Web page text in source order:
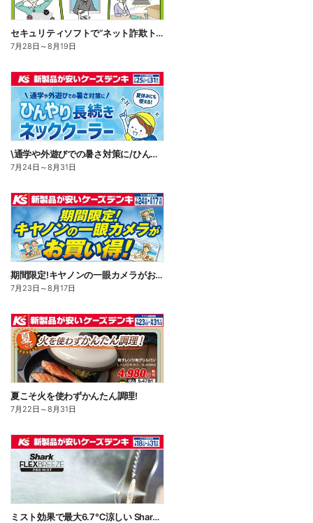
セキュリティソフトで“ネット詐欺トラブル”から守る!
7月28日 ～8月19日
\通学や外遊びでの暑さ対策に/ひんやり長続きネッククーラー
7月24日 ～8月31日
期間限定!キヤノンの一眼カメラがお買い得!
7月23日 ～8月17日
夏こそ火を使わずかんたん調理!
7月22日 ～8月31日
ミスト効果で最大6.7℃涼しい Shark FLEXBREEZE PRO MIST